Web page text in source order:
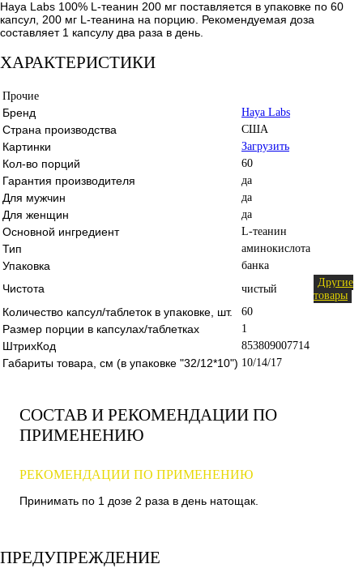
Haya Labs 100% L-теанин 200 мг поставляется в упаковке по 60
капсул, 200 мг L-теанина на порцию. Рекомендуемая доза
составляет 1 капсулу два раза в день.
ХАРАКТЕРИСТИКИ
Прочие
Бренд Haya Labs
Страна производства США
Картинки Загрузить
Кол-во порций 60
Гарантия производителя да
Для мужчин да
Для женщин да
Основной ингредиент L-теанин
Тип аминокислота
Упаковка банка
Чистота чистый
Другие
товары
Количество капсул/таблеток в упаковке, шт. 60
Размер порции в капсулах/таблетках 1
ШтрихКод 853809007714
Габариты товара, см (в упаковке "32/12*10") 10/14/17
СОСТАВ И РЕКОМЕНДАЦИИ ПО
ПРИМЕНЕНИЮ
РЕКОМЕНДАЦИИ ПО ПРИМЕНЕНИЮ
Принимать по 1 дозе 2 раза в день натощак.
ПРЕДУПРЕЖДЕНИЕ